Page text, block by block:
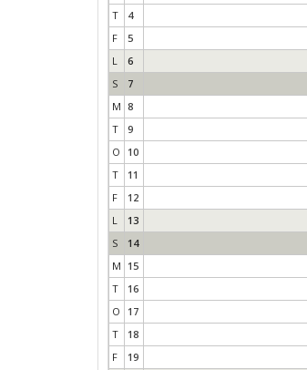
T
4
F
5
L
6
S
7
M 8
T
9
O
10
T
11
F
12
L
13
S
14
M 15
T
16
O
17
T
18
F
19